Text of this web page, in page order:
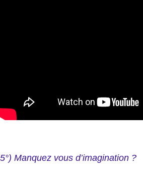
5°) Manquez vous d’imagination ?